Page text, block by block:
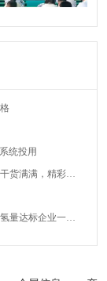
统投用
货满满，精彩瞬
量达标企业一次